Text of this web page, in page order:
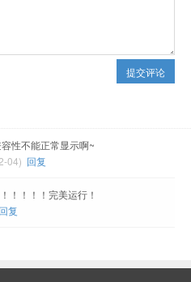
提交评论
性不能正常显示啊~
04) 回复
！！！！完美运行！
回复